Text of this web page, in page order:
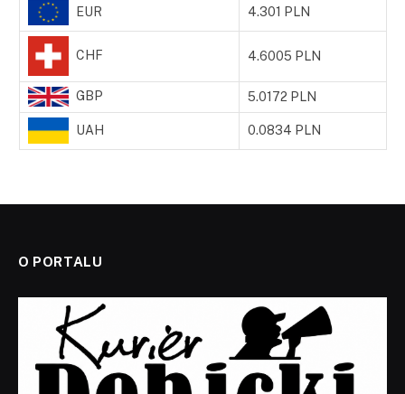
EUR 4.301 PLN
CHF 4.6005 PLN
GBP 5.0172 PLN
UAH 0.0834 PLN
O PORTALU